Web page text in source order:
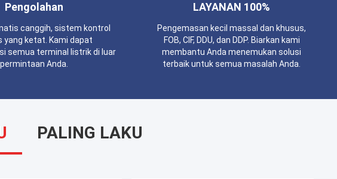
Pengolahan
canggih, sistem kontrol
yang ketat. Kami dapat
semua terminal listrik di luar
permintaan Anda.
LAYANAN 100%
Pengemasan kecil massal dan khusus,
FOB, CIF, DDU, dan DDP. Biarkan kami
membantu Anda menemukan solusi
terbaik untuk semua masalah Anda.
PALING LAKU